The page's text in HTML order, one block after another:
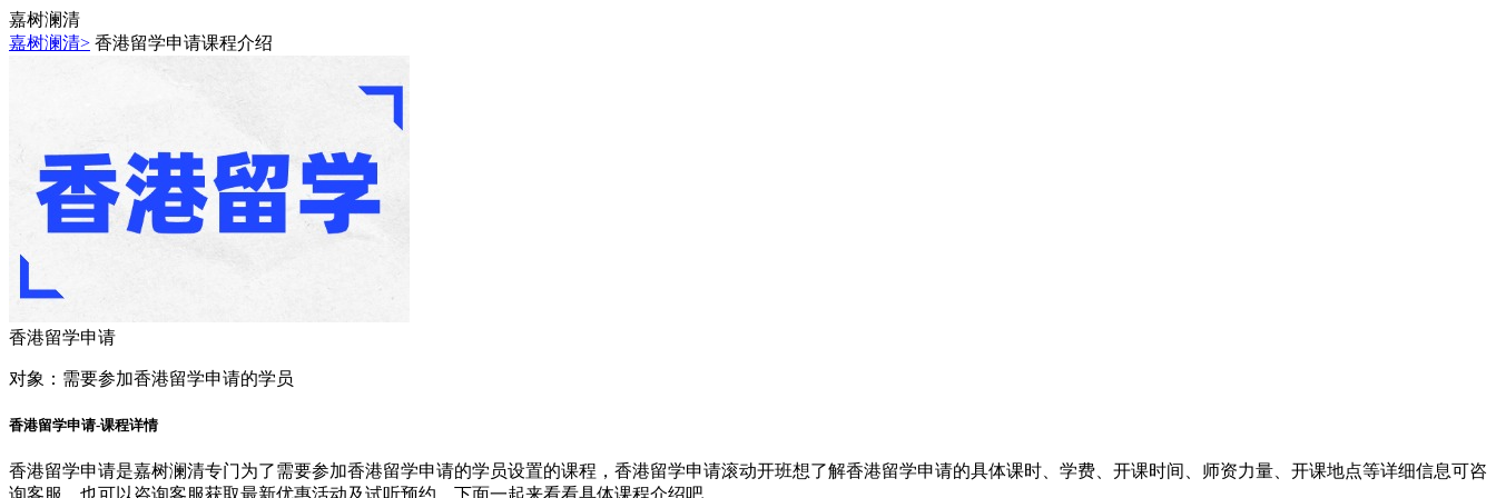
嘉树澜清
嘉树澜清> 香港留学申请课程介绍
香港留学申请
对象： 需要参加香港留学申请的学员
香港留学申请-课程详情
香港留学申请是嘉树澜清专门为了需要参加香港留学申请的学员设置的课程，香港留学申请滚动开班想了解香港留学申请的具体课时、学费、开课时间、师资力量、开课地点等详细信息可咨